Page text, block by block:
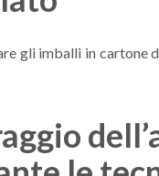
gli imballi in cartone